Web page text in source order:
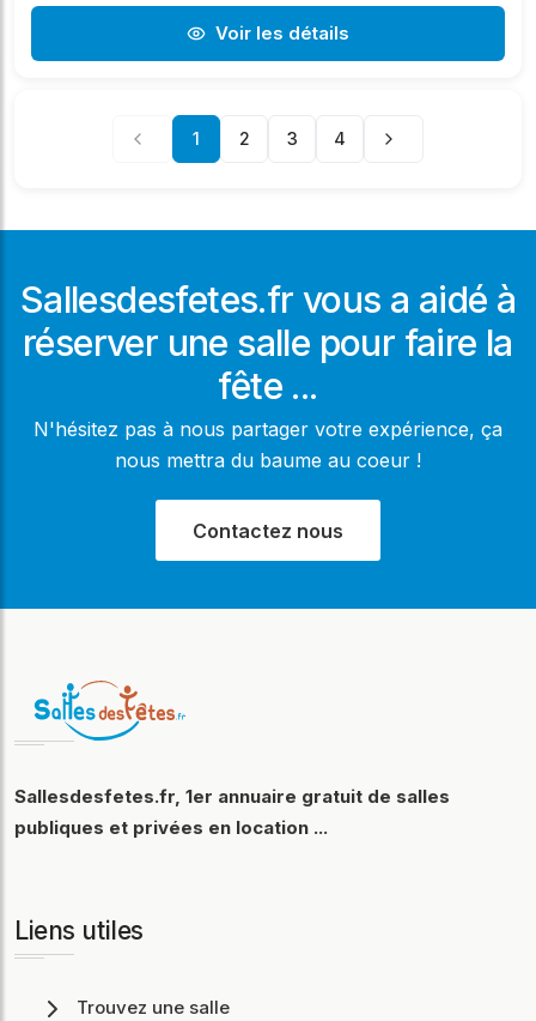
Voir les détails
1 2 3 4
Sallesdesfetes.fr vous a aidé à
réserver une salle pour faire la
fête ...
N'hésitez pas à nous partager votre expérience, ça
nous mettra du baume au coeur !
Contactez nous
Sallesdesfetes.fr, 1er annuaire gratuit de salles
publiques et privées en location ...
Liens utiles
Trouvez une salle